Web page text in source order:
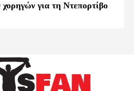
για τη Ντεπορτίβο